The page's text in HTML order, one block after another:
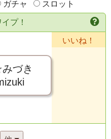
ガチャ スロット
プ！
づき
いいね！